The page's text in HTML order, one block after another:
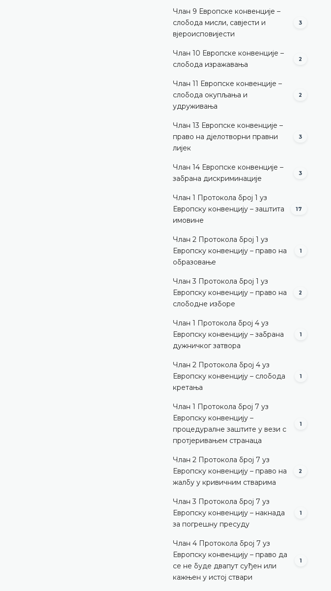
Члан 9 Европске конвенције –
слобода мисли, савјести и
вјероисповијести
3
Члан 10 Европске конвенције –
слобода изражавања
2
Члан 11 Европске конвенције –
слобода окупљања и
удруживања
2
Члан 13 Европске конвенције –
право на дјелотворни правни
лијек
3
Члан 14 Европске конвенције –
забрана дискриминације
3
Члан 1 Протокола број 1 уз
Европску конвенцију – заштита
имовине
17
Члан 2 Протокола број 1 уз
Европску конвенцију – право на
образовање
1
Члан 3 Протокола број 1 уз
Европску конвенцију – право на
слободне изборе
2
Члан 1 Протокола број 4 уз
Европску конвенцију – забрана
дужничког затвора
1
Члан 2 Протокола број 4 уз
Европску конвенцију – слобода
кретања
1
Члан 1 Протокола број 7 уз
Европску конвенцију –
процедуралне заштите у вези с
протјеривањем странаца
1
Члан 2 Протокола број 7 уз
Европску конвенцију – право на
жалбу у кривичним стварима
2
Члан 3 Протокола број 7 уз
Европску конвенцију – накнада
за погрешну пресуду
1
Члан 4 Протокола број 7 уз
Европску конвенцију – право да
се не буде двапут суђен или
кажњен у истој ствари
1